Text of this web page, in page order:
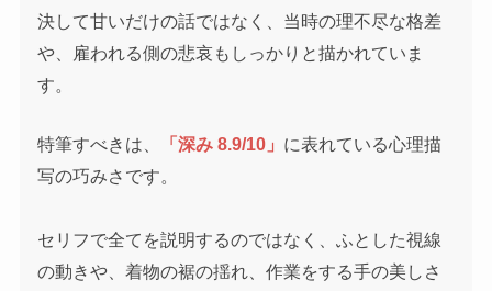
決して甘いだけの話ではなく、当時の理不尽な格差
や、雇われる側の悲哀もしっかりと描かれていま
す。
特筆すべきは、 「深み 8.9/10」 に表れている心理描
写の巧みさです。
セリフで全てを説明するのではなく、ふとした視線
の動きや、着物の裾の揺れ、作業をする手の美しさ